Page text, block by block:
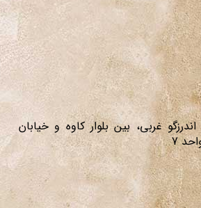
اندرزگو غربی، بین بلوار کاوه و خیابان